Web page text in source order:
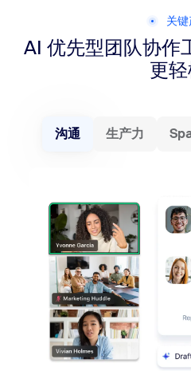
关
AI 优先型团队协作
更
沟通 生产力